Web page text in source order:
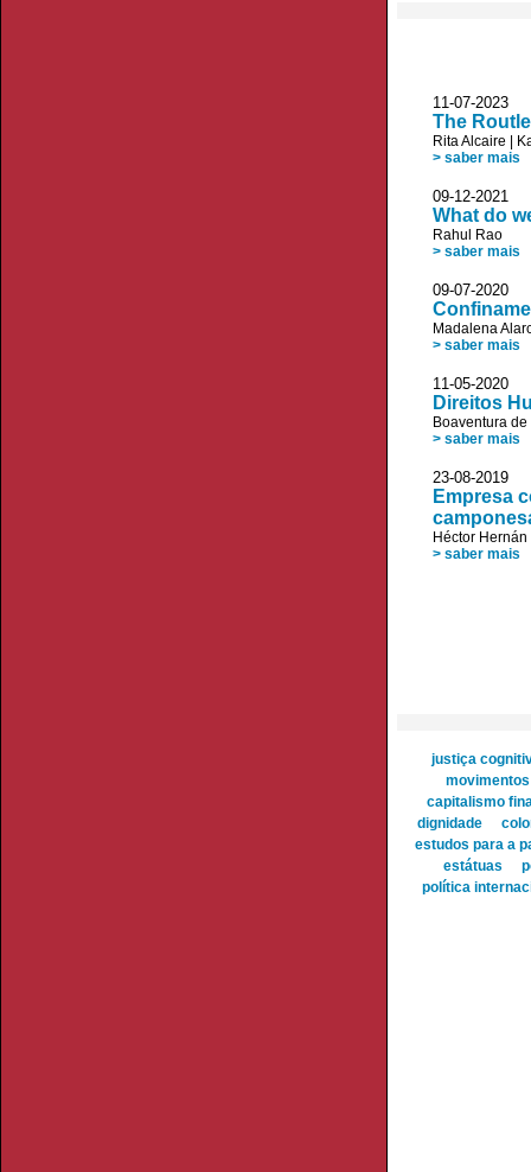
11-07-
The
Rita Alcaire
> saber mais
09-12-
What do
Rahul Rao
> saber mais
09-07-
Madalena
> saber mais
11-05-
Direitos
Boaventura
> saber mais
23-08-
Empresa
Héctor
> saber mais
justiça
capitalismo
dignidade
estudos para a
estátuas
política